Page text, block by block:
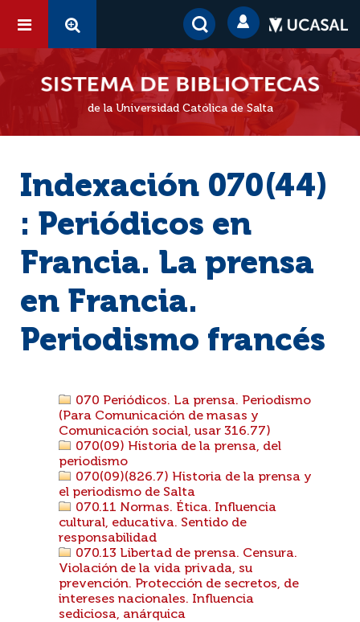
de la Universidad Católica de Salta
Indexación 070(44)
: Periódicos en
Francia. La prensa
en Francia.
Periodismo francés
070 Periódicos. La prensa. Periodismo
(Para Comunicación de masas y
Comunicación social, usar 316.77)
070(09) Historia de la prensa, del
periodismo
070(09)(826.7) Historia de la prensa y
el periodismo de Salta
070.11 Normas. Ética. Influencia
cultural, educativa. Sentido de
responsabilidad
070.13 Libertad de prensa. Censura.
Violación de la vida privada, su
prevención. Protección de secretos, de
intereses nacionales. Influencia
sediciosa, anárquica